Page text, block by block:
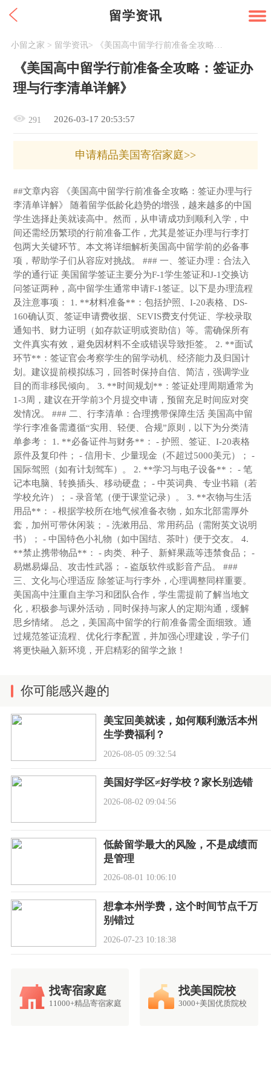
留学资讯
小留之家 > 留学资讯>
《美国高中留学行前准备全攻略：签证办
理与行李清单详解》
291 2026-03-17 20:53:57
申请精品美国寄宿家庭>>
##文章内容 《美国高中留学行前准备全攻略：签证办理与行
李清单详解》 随着留学低龄化趋势的增强，越来越多的中国
学生选择赴美就读高中。然而，从申请成功到顺利入学，中
间还需经历繁琐的行前准备工作，尤其是签证办理与行李打
包两大关键环节。本文将详细解析美国高中留学前的必备事
项，帮助学子们从容应对挑战。 ### 一、签证办理：合法入
学的通行证 美国留学签证主要分为F-1学生签证和J-1交换访
问签证两种，高中留学生通常申请F-1签证。以下是办理流程
及注意事项： 1. **材料准备**：包括护照、I-20表格、DS-
160确认页、签证申请费收据、SEVIS费支付凭证、学校录取
通知书、财力证明（如存款证明或资助信）等。需确保所有
文件真实有效，避免因材料不全或错误导致拒签。 2. **面试
环节**：签证官会考察学生的留学动机、经济能力及归国计
划。建议提前模拟练习，回答时保持自信、简洁，强调学业
目的而非移民倾向。 3. **时间规划**：签证处理周期通常为
1-3周，建议在开学前3个月提交申请，预留充足时间应对突
发情况。 ### 二、行李清单：合理携带保障生活 美国高中留
学行李准备需遵循“实用、轻便、合规”原则，以下为分类清
单参考： 1. **必备证件与财务**： - 护照、签证、I-20表格
原件及复印件； - 信用卡、少量现金（不超过5000美元）； -
国际驾照（如有计划驾车）。 2. **学习与电子设备**： - 笔
记本电脑、转换插头、移动硬盘； - 中英词典、专业书籍（若
学校允许）； - 录音笔（便于课堂记录）。 3. **衣物与生活
用品**： - 根据学校所在地气候准备衣物，如东北部需厚外
套，加州可带休闲装； - 洗漱用品、常用药品（需附英文说明
书）； - 中国特色小礼物（如中国结、茶叶）便于交友。 4.
**禁止携带物品**： - 肉类、种子、新鲜果蔬等违禁食品； -
易燃易爆品、攻击性武器； - 盗版软件或影音产品。 ###
三、文化与心理适应 除签证与行李外，心理调整同样重要。
美国高中注重自主学习和团队合作，学生需提前了解当地文
化，积极参与课外活动，同时保持与家人的定期沟通，缓解
思乡情绪。 总之，美国高中留学的行前准备需全面细致。通
过规范签证流程、优化行李配置，并加强心理建设，学子们
将更快融入新环境，开启精彩的留学之旅！
你可能感兴趣的
美宝回美就读，如何顺利激活本州
生学费福利？
2026-08-05 09:32:54
美国好学区≠好学校？家长别选错
2026-08-02 09:04:56
低龄留学最大的风险，不是成绩而
是管理
2026-08-01 10:06:10
想拿本州学费，这个时间节点千万
别错过
2026-07-23 10:18:38
找寄宿家庭
11000+精品寄宿家庭
找美国院校
3000+美国优质院校